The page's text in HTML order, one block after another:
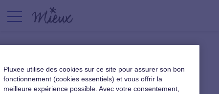
Le feedback continu :
l’entretien annuel du futur ?
Pluxee utilise des cookies sur ce site pour assurer son bon
fonctionnement (cookies essentiels) et vous offrir la
meilleure expérience possible. Avec votre consentement,